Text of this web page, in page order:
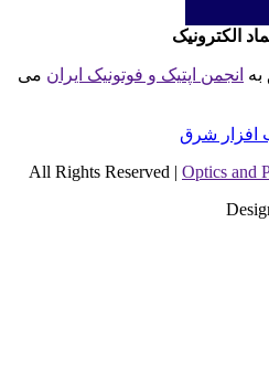
الکترونیک
انجمن اپتیک و فوتونیک ایران می
شرق
Optics